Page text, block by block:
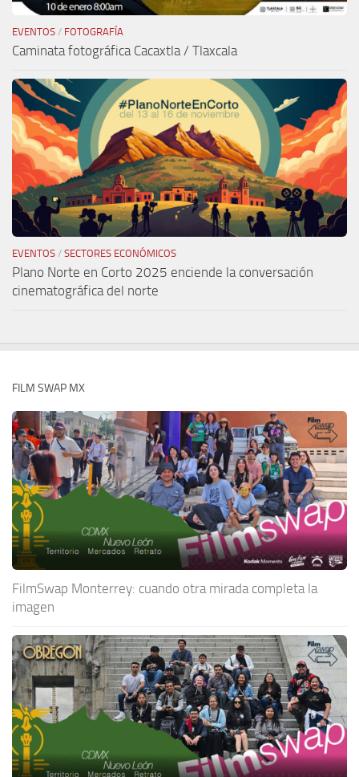
EVENTOS / FOTOGRAFÍA
Caminata fotográfica Cacaxtla / Tlaxcala
EVENTOS / SECTORES ECONÓMICOS
Plano Norte en Corto 2025 enciende la conversación
cinematográfica del norte
FILM SWAP MX
FilmSwap Monterrey: cuando otra mirada completa la
imagen